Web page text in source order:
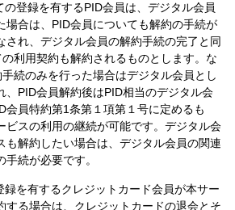
登録を有するPID会員は、デジタル会員
場合は、PID会員についても解約の手続が
され、デジタル会員の解約手続の完了と同
利用契約も解約されるものとします。な
続のみを行った場合はデジタル会員とし
、PID会員解約後はPID相当のデジタル会
会員特約第1条第１項第１号に定めるも
ビスの利用の継続が可能です。デジタル会
も解約したい場合は、デジタル会員の関連
続が必要です。
録を有するクレジットカード会員が本サー
する場合は、クレジットカードの退会とそ